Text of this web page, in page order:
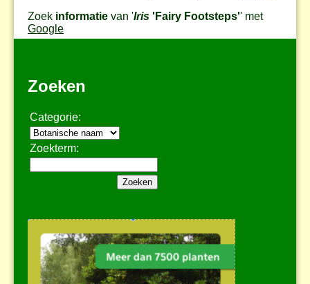
Zoek informatie van 'Iris 'Fairy Footsteps'' met
Google
Zoeken
Categorie:
Zoekterm: